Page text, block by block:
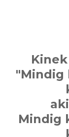
"Mindig
Mindig